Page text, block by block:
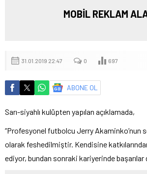
MOBİL REKLAM
31.01.2019 22:47 0 697
ABONE OL
Sarı-siyahlı kulüpten yapılan açıklamada,
“Profesyonel futbolcu Jerry Akaminko’nun
olarak feshedilmiştir. Kendisine
ediyor, bundan sonraki kariyerinde başarılar